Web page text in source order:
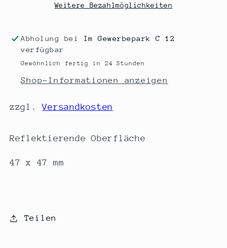
Weitere Bezahlmöglichkeiten
Abholung bei Im Gewerbepark C 12
verfügbar
Gewöhnlich fertig in 24 Stunden
Shop-Informationen anzeigen
zzgl.Versandkosten
Reflektierende Oberfläche
47 x 47 mm
Teilen